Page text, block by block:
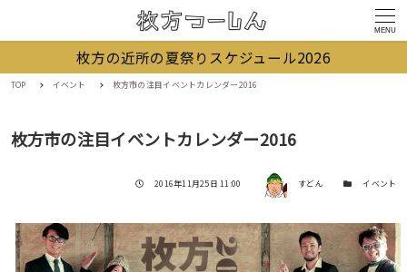
MENU
枚方の近所の夏祭りスケジュール2026
TOP イベント 枚方市の注目イベントカレンダー2016
枚方市の注目イベントカレンダー2016
投稿日
2016年11月25日 11:00 著者 すどん カテゴリー
イベント